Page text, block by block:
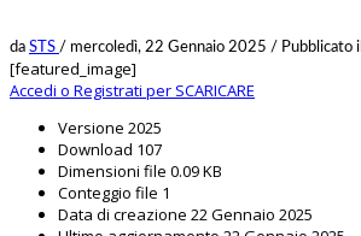
da STS / mercoledì, 22 Gennaio 2025 / Pubblicato il
[featured_image]
Accedi o Registrati per SCARICARE
Versione 2025
Download 107
Dimensioni file 0.09 KB
Conteggio file 1
Data di creazione 22 Gennaio 2025